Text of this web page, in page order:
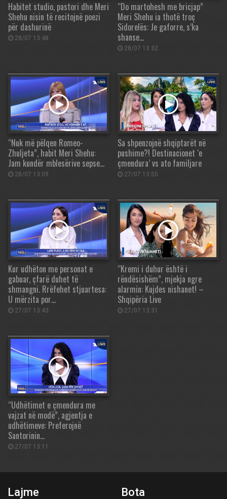
Habitet studio, pastori dhe Meri
Shehu nisin të recitojnë poezi
për dashurinë
28/07 13:48
“Do martohesh me bricjap”
Meri Shehu ia thotë troç
Sidorelës: Je gaforre, s’ka
shanse…
28/07 13:32
“Nuk më pëlqen Romeo-
Zhuljeta”, habit Meri Shehu:
Jam kundër mblesërive sepse…
28/07 13:09
Sa shpenzojnë shqiptarët në
pushime?! Destinacionet ‘e
çmendura’ vs ato familjare
27/07 13:55
Kur udhëton me personat e
gabuar, çfarë duhet të
shmangni. Rrëfehet stjuartesa:
U mërzita por…
27/07 13:43
“Kremi i duhur është i
rëndësishëm”, mjekja ngre
alarmin: Kujdes nishanet! –
Shqipëria Live
27/07 13:31
“Udhëtimet e çmendura me
vajzat në modë”, agjentja e
udhëtimeve: Preferojnë
Santorinin…
27/07 13:11
Lajme Bota